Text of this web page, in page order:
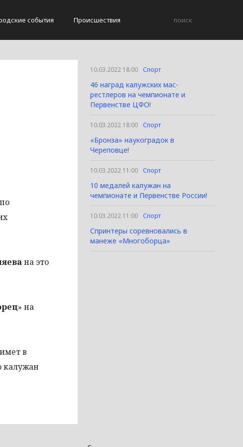
события Происшествия
на это
» на
в
калужан
10.03.2022 18:00 Спорт
46 наград калужских мас-
рестлеров на чемпионате и
Первенстве ЦФО!
10.03.2022 18:00 Спорт
«Бронза» наукоградок в
Череповце!
10.03.2022 11:00 Спорт
10 медалей калужан на
чемпионате и Первенстве России!
10.03.2022 11:00 Спорт
Спринтеры соревновались в
манеже «Многоборца»